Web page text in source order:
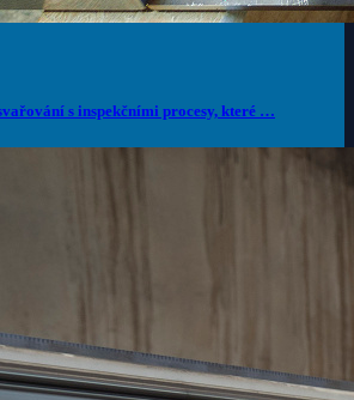
s inspekčními procesy, které …